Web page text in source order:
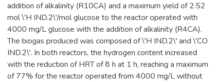
addition of alkalinity (R10CA) and a maximum yield of 2.52
mol \'H IND.2\'/mol glucose to the reactor operated with
4000 mg/L glucose with the addition of alkalinity (R4CA).
The biogas produced was composed of \'H IND.2\' and \'CO
IND.2\'. In both reactors, the hydrogen content increased
with the reduction of HRT of 8 h at 1 h, reaching a maximum
of 77% for the reactor operated from 4000 mg/L without